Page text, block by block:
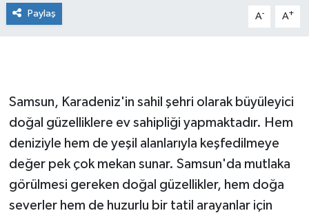
Paylaş A- A+
Samsun, Karadeniz'in sahil şehri olarak büyüleyici
doğal güzelliklere ev sahipliği yapmaktadır. Hem
deniziyle hem de yeşil alanlarıyla keşfedilmeye
değer pek çok mekan sunar. Samsun'da mutlaka
görülmesi gereken doğal güzellikler, hem doğa
severler hem de huzurlu bir tatil arayanlar için